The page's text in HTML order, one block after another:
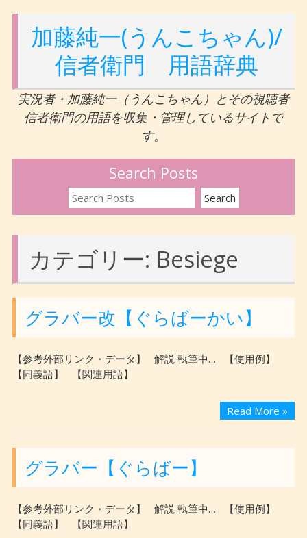
加藤純一(うんこちゃん)/
信者衛門 用語辞典
実況者・加藤純一（うんこちゃん）とその視聴者
信者衛門の用語を収集・管理しているサイトで
す。
Search Posts
カテゴリー: Besiege
グラバー改【ぐらばーかい】
【参考外部リンク・データ】 解説 執筆中… 【使用例】
【同義語】 【関連用語】
Read More »
グラバー【ぐらばー】
【参考外部リンク・データ】 解説 執筆中… 【使用例】
【同義語】 【関連用語】